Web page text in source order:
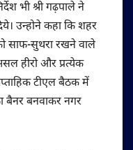
भी श्री गढ़पाले ने
उन्होने कहा कि शहर
साफ-सुथरा रखने वाले
हीरो और प्रत्येक
टीएल बैठक में
बैनर बनवाकर नगर